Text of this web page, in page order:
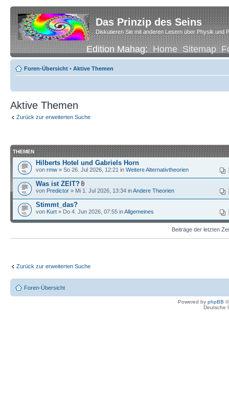
Das Prinzip des Seins
Diskutieren Sie mit anderen Lesern über Physik und
Edition Mahag:Home Sitemap
Foren-Übersicht • Aktive Themen
Aktive Themen
Zurück zur erweiterten Suche
THEMEN
Hilberts Hotel und Gabriels Horn
von rmw » So 26. Jul 2026, 12:21 in Weitere Alternativtheorien
Was ist ZEIT?
von Predictor » Mi 1. Jul 2026, 13:34 inAndere Theorien
Stimmt_das?
von Kurt » Do 4. Jun 2026, 07:55 inAllgemeines
Beiträge der letzten
Zurück zur erweiterten Suche
Foren-Übersicht
Powered by phpBB
Deutsche